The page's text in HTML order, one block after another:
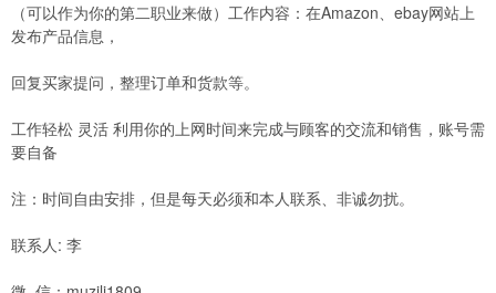
（可以作为你的第二职业来做）工作内容：在Amazon、ebay网站上
发布产品信息，
回复买家提问，整理订单和货款等。
工作轻松 灵活 利用你的上网时间来完成与顾客的交流和销售，账号需
要自备
注：时间自由安排，但是每天必须和本人联系、非诚勿扰。
联系人: 李